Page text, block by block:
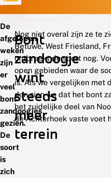
De
afgelopen
weken
zijn
er
veel
bont
zandoogjes
gezien.
De
soort
is
zich
Bont
zandoogje
wint
steeds
meer
terrein
Nog niet overal zijn ze te
Betuwe, West Friesland,
ontbreekt de soort nog.
open gebieden waar de
is. Als we vergelijken met
dan zien we dat het bont
het zuidelijke deel van
de Achterhoek vaste voet